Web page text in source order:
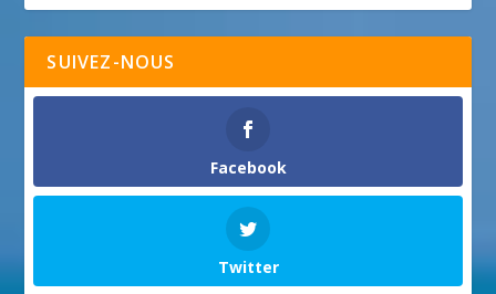
SUIVEZ-NOUS
Facebook
Twitter